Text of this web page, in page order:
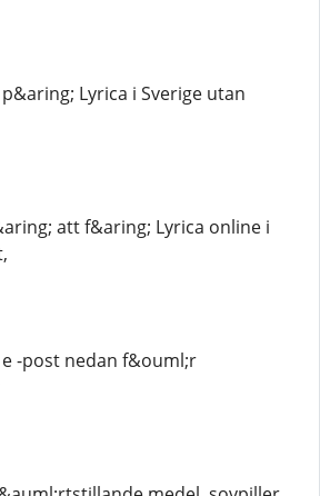
Lyrica i Sverige utan
att f&aring; Lyrica online i
-post nedan f&ouml;r